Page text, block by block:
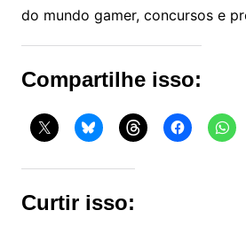
do mundo gamer, concursos e
Compartilhe isso:
Curtir isso: